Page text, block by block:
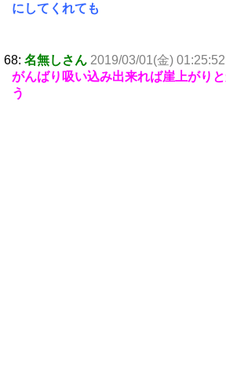
にしてくれても
68: 名無しさん 2019/03/01(金)
がんばり吸い込み出来れば崖上がり
う